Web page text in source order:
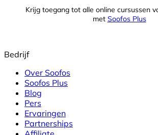
Krijg toegang tot alle online cursussen
met Soofos Plus
Bedrijf
Over Soofos
Soofos Plus
Blog
Pers
Ervaringen
Partnerships